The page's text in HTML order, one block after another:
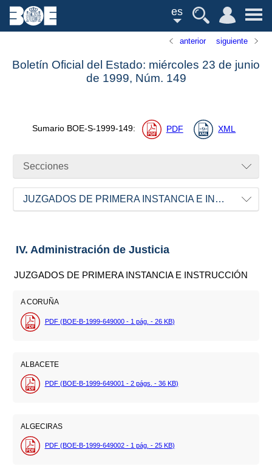
es
anterior siguiente
Boletín Oficial del Estado: miércoles 23 de junio
de 1999, Núm. 149
Sumario BOE-S-1999-149: PDF XML
Secciones
JUZGADOS DE PRIMERA INSTANCIA E INSTRUCCIÓN
IV. Administración de Justicia
JUZGADOS DE PRIMERA INSTANCIA E INSTRUCCIÓN
A CORUÑA
PDF (BOE-B-1999-649000 - 1 pág. - 26 KB)
ALBACETE
PDF (BOE-B-1999-649001 - 2 págs. - 36 KB)
ALGECIRAS
PDF (BOE-B-1999-649002 - 1 pág. - 25 KB)